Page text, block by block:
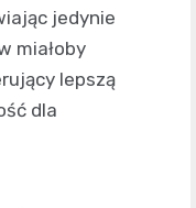
jedynie
miałoby
lepszą
dla